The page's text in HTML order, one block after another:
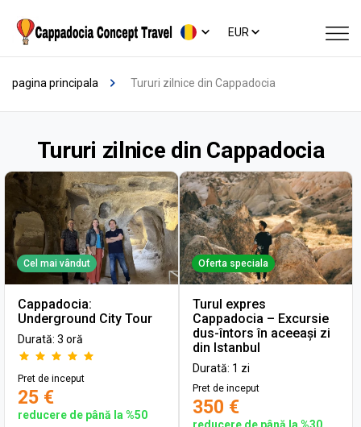
EUR
pagina principala Tururi zilnice din Cappadocia
Tururi zilnice din Cappadocia
Cel mai vândut
Cappadocia:
Underground City Tour
Durată: 3 oră
Pret de inceput
25 €
reducere de până la %50
Oferta speciala
Turul expres
Cappadocia – Excursie
dus-întors în aceeași zi
din Istanbul
Durată: 1 zi
Pret de inceput
350 €